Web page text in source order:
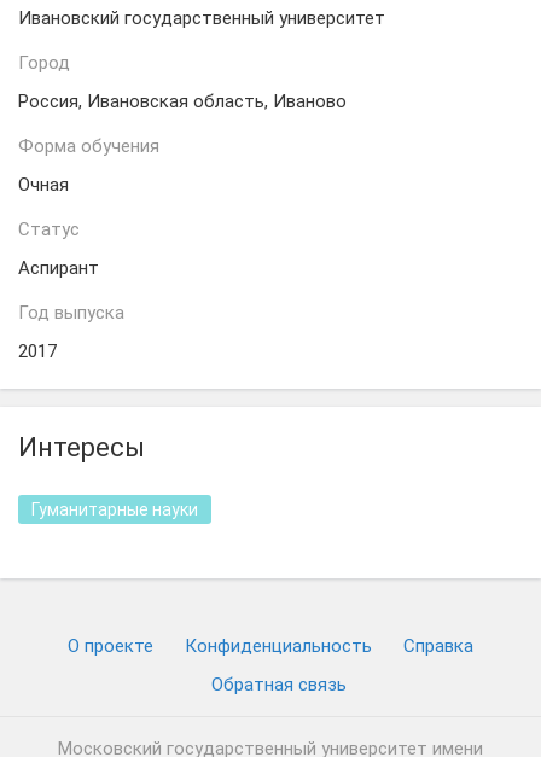
Ивановский государственный университет
Город
Россия, Ивановская область, Иваново
Форма обучения
Очная
Статус
Аспирант
Год выпуска
2017
Интересы
Гуманитарные науки
О проекте Конфиденциальность
Cправка
Обратная связь
Московский государственный университет имени